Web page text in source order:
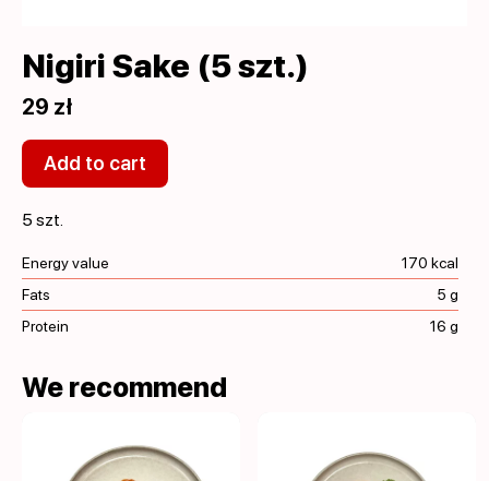
Nigiri Sake (5 szt.)
29 zł
Add to cart
5 szt.
Energy value
170 kcal
Fats
5 g
Protein
16 g
We recommend